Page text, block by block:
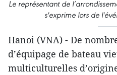
Le représentant de
s'exprime lors de
Hanoi (VNA) - De
d’équipage de bateau
multiculturelles